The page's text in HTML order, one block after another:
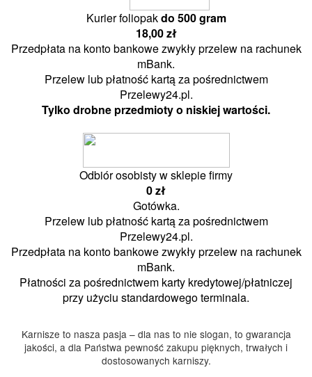
Kurier foliopakdo 500 gram
18,00 zł
Przedpłata na konto bankowe zwykły przelew na rachunek
mBank.
Przelew lub płatność kartą za pośrednictwem
Przelewy24.pl.
Tylko drobne przedmioty o niskiej wartości.
Odbiór osobisty w sklepie firmy
0 zł
Gotówka.
Przelew lub płatność kartą za pośrednictwem
Przelewy24.pl.
Przedpłata na konto bankowe zwykły przelew na rachunek
mBank.
Płatności za pośrednictwem karty kredytowej/płatniczej
przy użyciu standardowego terminala.
Karnisze to nasza pasja – dla nas to nie slogan, to gwarancja
jakości, a dla Państwa pewność zakupu pięknych, trwałych i
dostosowanych karniszy.